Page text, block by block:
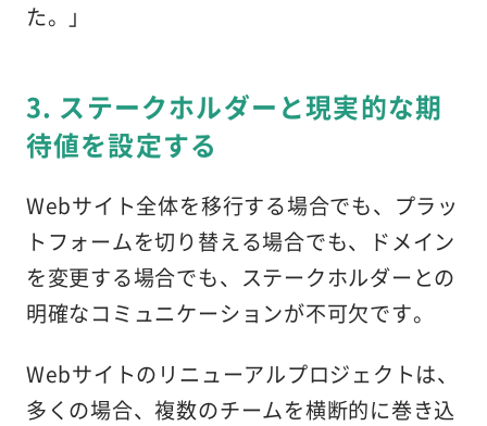
た。」
3. ステークホルダーと現実的な期
待値を設定する
Webサイト全体を移行する場合でも、プラッ
トフォームを切り替える場合でも、ドメイン
を変更する場合でも、ステークホルダーとの
明確なコミュニケーションが不可欠です。
Webサイトのリニューアルプロジェクトは、
多くの場合、複数のチームを横断的に巻き込